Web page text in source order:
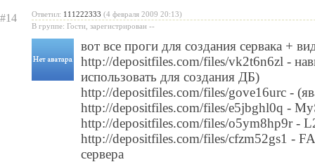
#14 Ответил: 111222333 (4 февраля 2009 20:13)
В группе: Гости, зарегистрирован --
вот все проги для создания сервака +
http://depositfiles.com/files/vk2t6n6zl -
использовать для создания ДБ)
http://depositfiles.com/files/gove16urc -
http://depositfiles.com/files/e5jbghl0q -
http://depositfiles.com/files/o5ym8hp9r -
http://depositfiles.com/files/cfzm52gs1 -
сервера